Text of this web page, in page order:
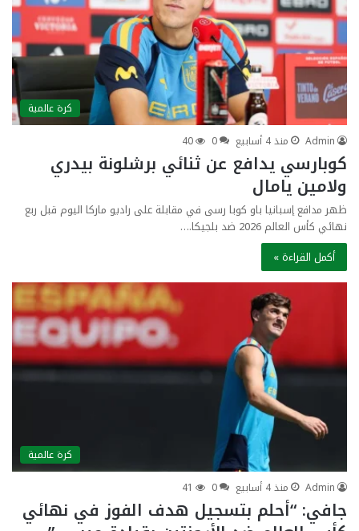
كرة عالمية
Admin
منذ 4 أسابيع 0
40
كوبارسي يدافع عن ثنائي برشلونة بيدري
ولامين يامال
ظهر مدافع إسبانيا باو كوبا رسى في مقابلة على راديو ماركا اليوم قبل ربع
نهائي كأس العالم 2026 ضد بلجيكا.…
أكمل القراءة »
كرة عالمية
Admin
منذ 4 أسابيع 0
41
جافي: “أحلم بتسجيل هدف الفوز في نهائي